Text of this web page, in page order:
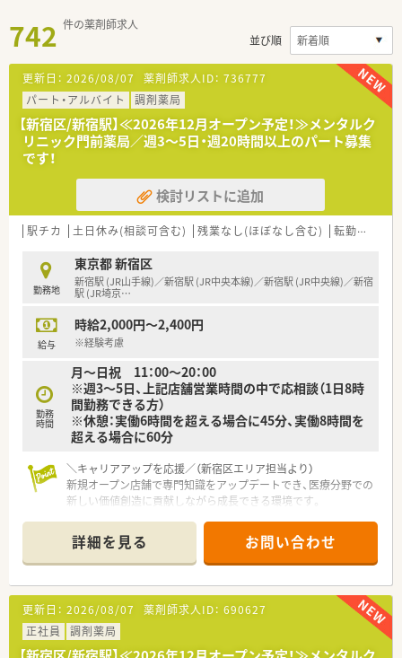
742 件の薬剤師求人
並び順
更新日： 2026/08/07 薬剤師求人ID： 736777
パート・アルバイト
調剤薬局
【新宿区/新宿駅】≪2026年12月オープン予定！≫メンタルク
リニック門前薬局／週3～5日・週20時間以上のパート募集
です！
検討リストに追加
駅チカ 土日休み(相談可含む) 残業なし(ほぼなし含む) 転勤なし
勤務地
東京都 新宿区
新宿駅 (JR山手線)／新宿駅 (JR中央本線)／新宿駅 (JR中央線)／新宿
駅 (JR埼京…
給与
時給2,000円～2,400円
※経験考慮
勤務
時間
月～日祝 11：00～20：00
※週3～5日、上記店舗営業時間の中で応相談（1日8時
間勤務できる方）
※休憩：実働6時間を超える場合に45分、実働8時間を
超える場合に60分
＼キャリアアップを応援／（新宿区エリア担当より）
新規オープン店舗で専門知識をアップデートでき、医療分野での
新しい価値創造に貢献しながら成長できる環境です。
【店舗情報と応需状況について】
■JR山手線など多数の路線が乗り入れる新宿駅から徒歩3分程
度と、通勤が非常に便利な立地です。
■応需科目はメンタルクリニックがメインとなる予定で、処方は
比較的軽め（1～2枚）と想定されています。
■新規開局のため、応需枚数や正確な勤務者体制については、こ
れから構築していくフェーズとなります。
詳細を見る お問い合わせ
更新日： 2026/08/07 薬剤師求人ID： 690627
正社員
調剤薬局